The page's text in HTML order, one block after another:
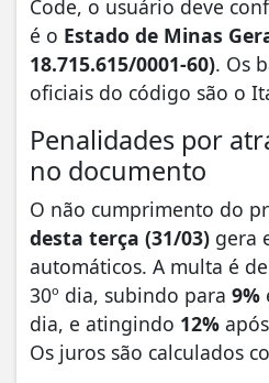
Code, o usuário deve
é o Estado de Minas
18.715.615/0001-60). Os
oficiais do código são o
​Penalidades por
no documento
​O não cumprimento do
desta terça (31/03) gera
automáticos. A multa é de
30º dia, subindo para 9%
dia, e atingindo 12%
Os juros são calculados